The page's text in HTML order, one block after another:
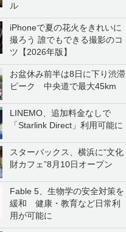
ル
iPhoneで夏の花火をきれいに
撮ろう 誰でもできる撮影のコ
ツ【2026年版】
お盆休み前半は8日に下り渋滞
ピーク 中央道で最大45km
LINEMO、追加料金なしで
「Starlink Direct」利用可能に
スターバックス、横浜に“文化
財カフェ”8月10日オープン
Fable 5、生物学の安全対策を
緩和 健康・教育など日常利
用が可能に